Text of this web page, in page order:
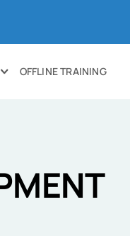
OFFLINE TRAINING